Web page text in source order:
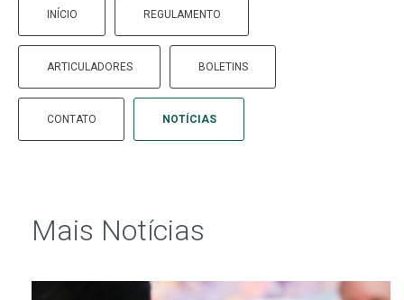
INÍCIO REGULAMENTO
ARTICULADORES BOLETINS
CONTATO NOTÍCIAS
Mais Notí­cias